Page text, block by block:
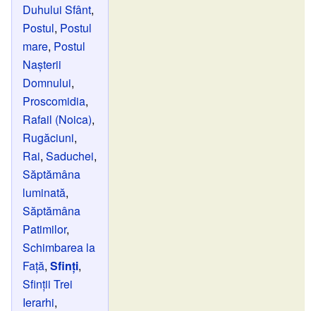
Duhului Sfânt,
Postul, Postul
mare, Postul
Nașterii
Domnului,
Proscomidia,
Rafail (Noica),
Rugăciuni,
Rai,Saduchei,
Săptămâna
luminată,
Săptămâna
Patimilor,
Schimbarea la
Față,Sfinți,
Sfinții Trei
Ierarhi‎,